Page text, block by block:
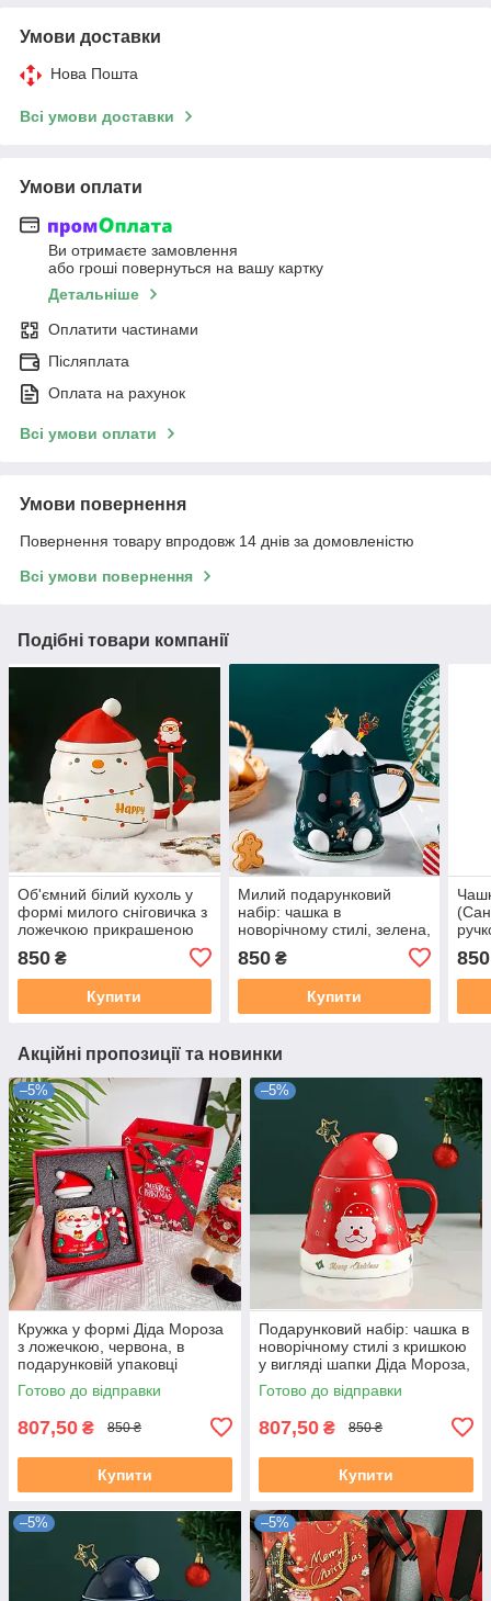
Умови доставки
Нова Пошта
Всі умови доставки
Умови оплати
Ви отримаєте замовлення
або гроші повернуться на вашу картку
Детальніше
Оплатити частинами
Післяплата
Оплата на рахунок
Всі умови оплати
Умови повернення
Повернення товару впродовж 14 днів за домовленістю
Всі умови повернення
Подібні товари компанії
Об'ємний білий кухоль у
формі милого сніговичка з
ложечкою прикрашеною
Подарункова упаковка
850 ₴
Купити
Милий подарунковий
набір: чашка в
новорічному стилі, зелена,
850₴
Купити
850
Акційні пропозиції та новинки
–5%
Кружка у формі Діда Мороза
з ложечкою, червона, в
подарунковій упаковці
Готово до відправки
807,50 ₴ 850 ₴
Купити
–5%
Подарунковий набір: чашка в
новорічному стилі з кришкою
у вигляді шапки Діда Мороза,
червона, з ложечкою
Готово до відправки
807,50 ₴ 850 ₴
Купити
–5% –5%